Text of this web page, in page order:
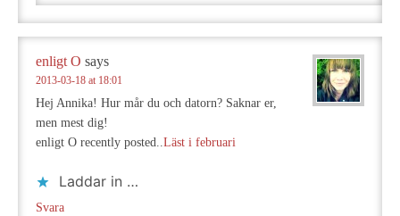
enligt O says
2013-03-18 at 18:01
Hej Annika! Hur mår du och datorn? Saknar er,
men mest dig!
enligt O recently posted..Läst i februari
Laddar in …
Svara